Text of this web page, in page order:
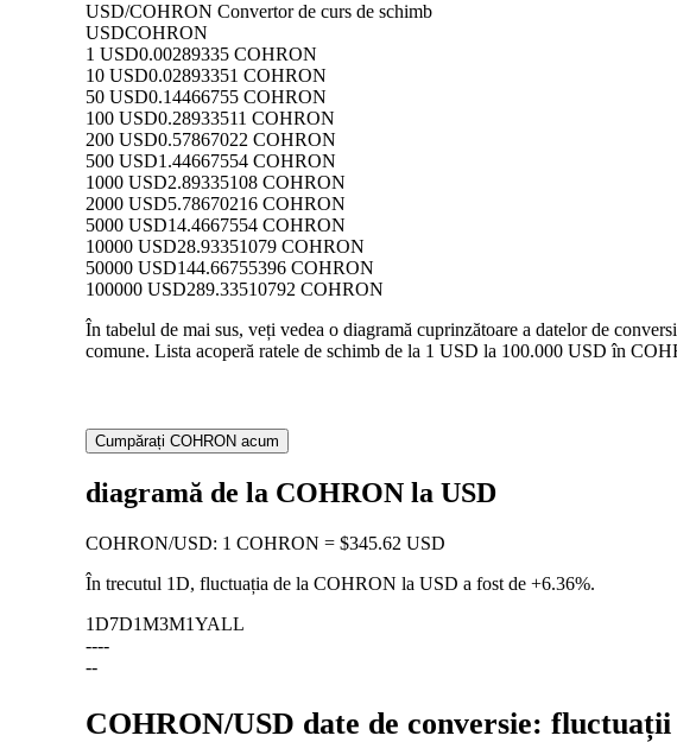
USD/COHRON Convertor de curs de schimb
USDCOHRON
1 USD0.00289335 COHRON
10 USD0.02893351 COHRON
50 USD0.14466755 COHRON
100 USD0.28933511 COHRON
200 USD0.57867022 COHRON
500 USD1.44667554 COHRON
1000 USD2.89335108 COHRON
2000 USD5.78670216 COHRON
5000 USD14.4667554 COHRON
10000 USD28.93351079 COHRON
50000 USD144.66755396 COHRON
100000 USD289.33510792 COHRON
În tabelul de mai sus, veți vedea o diagramă cuprinzătoare a datelor de
comune. Lista acoperă ratele de schimb de la 1 USD la 100.000 USD în
Cumpărați COHRON acum
diagramă de la COHRON la USD
COHRON/USD: 1 COHRON = $345.62 USD
În trecutul 1D, fluctuația de la COHRON la USD a fost de +6.36%.
1D7D1M3M1YALL
----
--
COHRON/USD date de conversie: